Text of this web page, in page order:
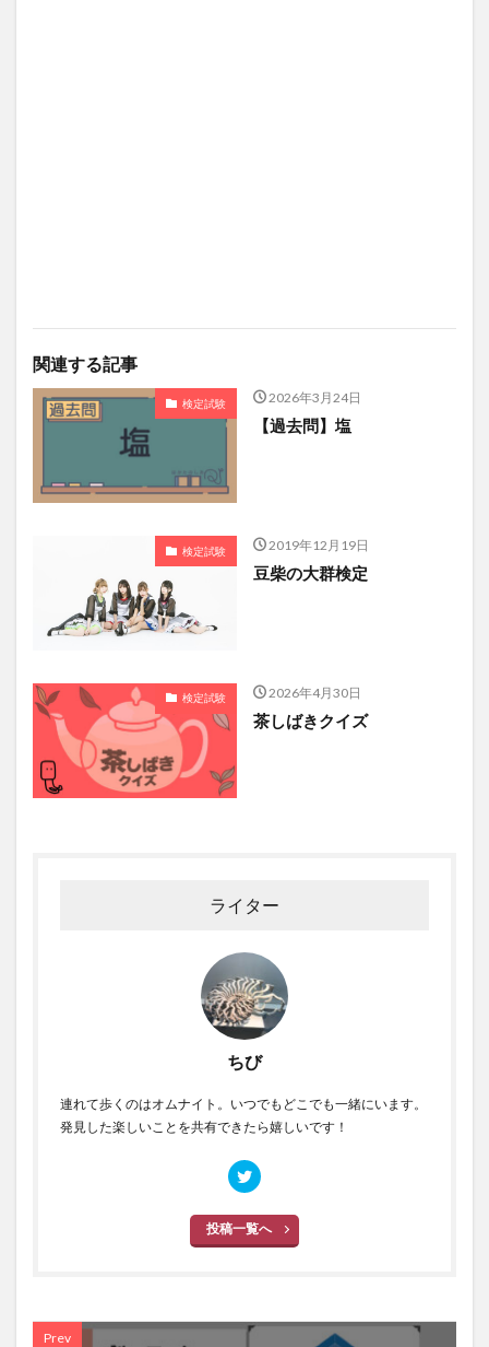
関連する記事
検定試験 2026年3月24日
【過去問】塩
検定試験 2019年12月19日
豆柴の大群検定
検定試験 2026年4月30日
茶しばきクイズ
ライター
ちび
連れて歩くのはオムナイト。いつでもどこでも一緒にいます。
発見した楽しいことを共有できたら嬉しいです！
投稿一覧へ
Prev